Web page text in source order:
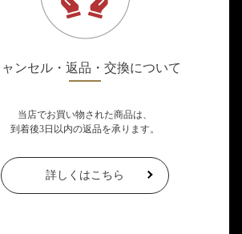
ャンセル・返品・交換について
当店でお買い物された商品は、
到着後3日以内の返品を承ります。
詳しくはこちら